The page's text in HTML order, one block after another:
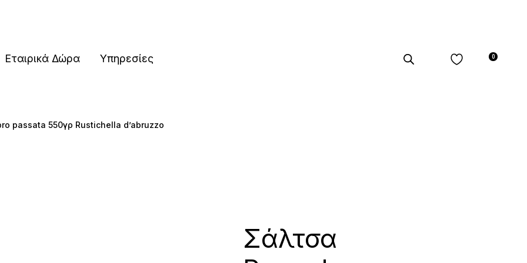
Εταιρικά Δώρα Υπηρεσίες 0
passata 550γρ Rustichella d’abruzzo
Σάλτσα